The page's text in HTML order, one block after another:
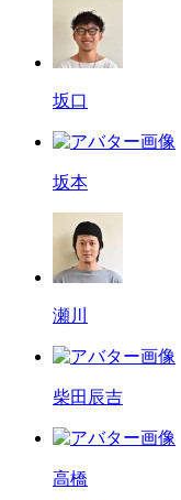
坂口
坂本
瀬川
柴田辰吉
高橋